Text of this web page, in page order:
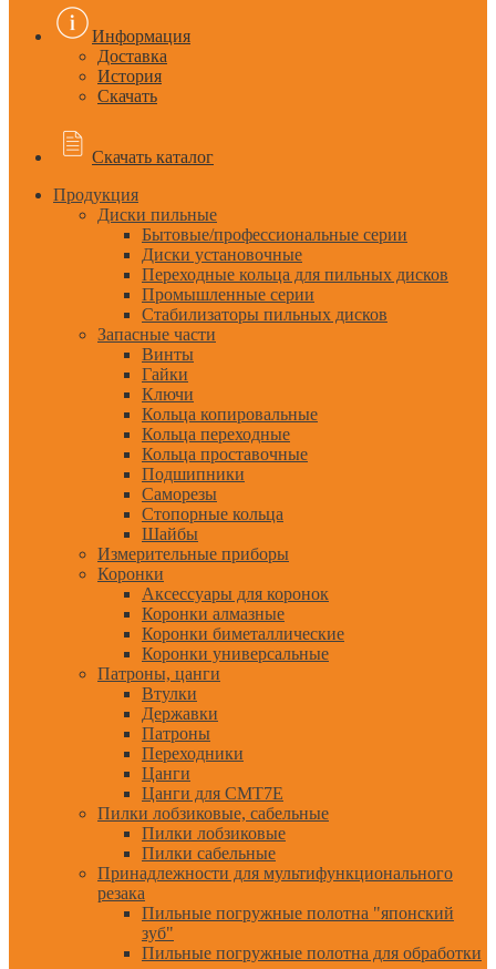
Информация
Доставка
История
Скачать
Скачать каталог
Продукция
Диски пильные
Бытовые/профессиональные серии
Диски установочные
Переходные кольца для пильных дисков
Промышленные серии
Стабилизаторы пильных дисков
Запасные части
Винты
Гайки
Ключи
Кольца копировальные
Кольца переходные
Кольца проставочные
Подшипники
Саморезы
Стопорные кольца
Шайбы
Измерительные приборы
Коронки
Аксессуары для коронок
Коронки алмазные
Коронки биметаллические
Коронки универсальные
Патроны, цанги
Втулки
Державки
Патроны
Переходники
Цанги
Цанги для CMT7E
Пилки лобзиковые, сабельные
Пилки лобзиковые
Пилки сабельные
Принадлежности для мультифункционального
резака
Пильные погружные полотна "японский
зуб"
Пильные погружные полотна для обработки